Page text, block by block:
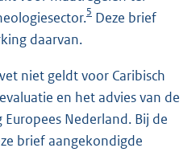
5 Deze brief
daarvan.
niet geldt voor Caribisch
en het advies van de
Nederland. Bij de
brief aangekondigde